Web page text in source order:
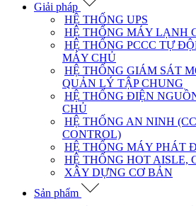
Giải pháp
HỆ THỐNG UPS
HỆ THỐNG MÁY LẠNH
HỆ THỐNG PCCC TỰ
MÁY CHỦ
HỆ THỐNG GIÁM SÁT
QUẢN LÝ TẬP CHUNG
HỆ THỐNG ĐIỆN
CHỦ
HỆ THỐNG AN NINH
CONTROL)
HỆ THỐNG MÁY PHÁT
HỆ THỐNG HOT AISLE,
XÂY DỰNG CƠ BẢN
Sản phẩm